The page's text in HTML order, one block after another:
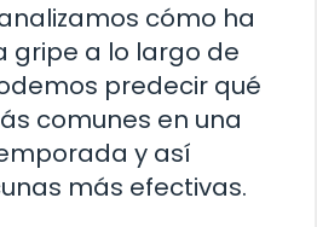
cómo ha
gripe a lo largo de
predecir qué
comunes en una
y así
más efectivas.